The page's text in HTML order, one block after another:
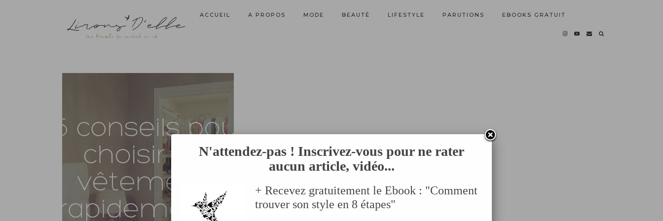
ACCUEIL A PROPOS MODE BEAUTÉ LIFESTYLE PARUTIONS EBOOKS GRATUIT
N'attendez-pas ! Inscrivez-vous pour ne rater
aucun article, vidéo...
+ Recevez gratuitement le Ebook : "Comment
trouver son style en 8 étapes"